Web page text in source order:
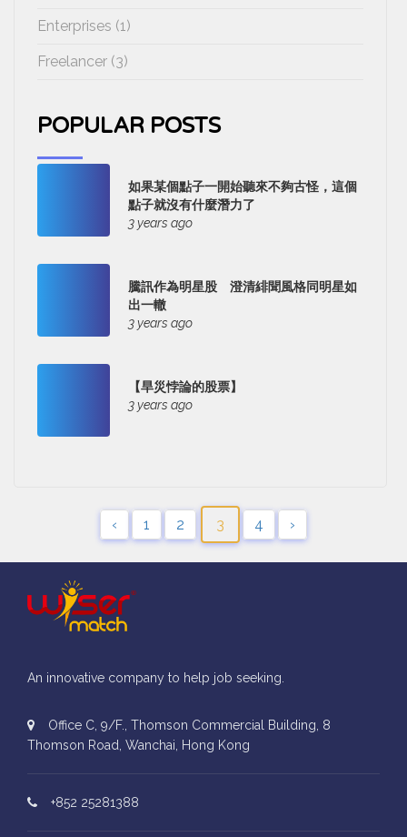
Enterprises (1)
Freelancer (3)
POPULAR POSTS
如果某個點子一開始聽來不夠古怪，這個
點子就沒有什麼潛力了
3 years ago
騰訊作為明星股 澄清緋聞風格同明星如
出一轍
3 years ago
【旱災悖論的股票】
3 years ago
‹ 1 2 3 4 ›
An innovative company to help job seeking.
Office C, 9/F., Thomson Commercial Building, 8
Thomson Road, Wanchai, Hong Kong
+852 25281388